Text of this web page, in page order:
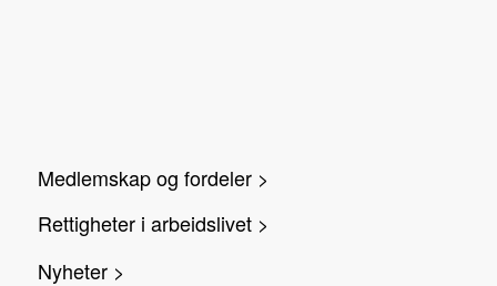
Medlemskap og fordeler >
Rettigheter i arbeidslivet >
Nyheter >